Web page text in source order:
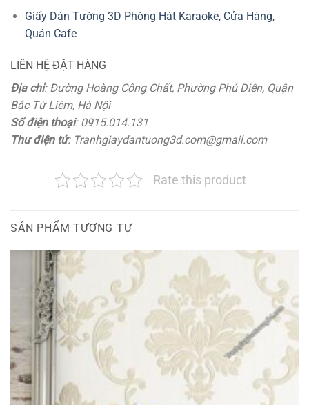
Giấy Dán Tường 3D Phòng Hát Karaoke, Cửa Hàng,
Quán Cafe
LIÊN HỆ ĐẶT HÀNG
Địa chỉ: Đường Hoàng Công Chất, Phường Phú Diễn, Quận
Bắc Từ Liêm, Hà Nội
Số điện thoại: 0915.014.131
Thư điện tử: Tranhgiaydantuong3d.com@gmail.com
Rate this product
SẢN PHẨM TƯƠNG TỰ